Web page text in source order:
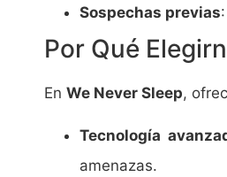
Sospechas previas
Por Qué
En We Never Sleep,
Tecnología
amenazas.